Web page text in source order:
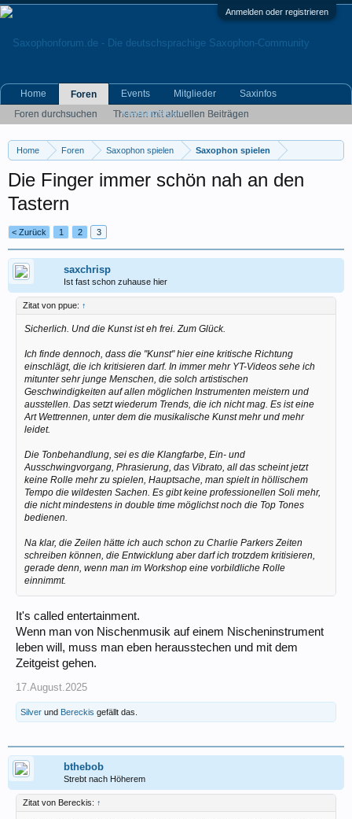
Anmelden oder registrieren
Home Foren Saxophon spielen Saxophon spielen
Die Finger immer schön nah an den
Tastern
< Zurück 1 2 3
saxchrisp
Ist fast schon zuhause hier
Zitat von ppue: ↑
Sicherlich. Und die Kunst ist eh frei. Zum Glück.
Ich finde dennoch, dass die "Kunst" hier eine kritische Richtung
einschlägt, die ich kritisieren darf. In immer mehr YT-Videos sehe ich
mitunter sehr junge Menschen, die solch artistischen
Geschwindigkeiten auf allen möglichen Instrumenten meistern und
ausstellen. Das setzt wiederum Trends, die ich nicht mag. Es ist eine
Art Wettrennen, unter dem die musikalische Kunst mehr und mehr
leidet.
Die Tonbehandlung, sei es die Klangfarbe, Ein- und
Ausschwingvorgang, Phrasierung, das Vibrato, all das scheint jetzt
keine Rolle mehr zu spielen, Hauptsache, man spielt in höllischem
Tempo die wildesten Sachen. Es gibt keine professionellen Soli mehr,
die nicht mindestens in double time möglichst noch die Top Tones
bedienen.
Na klar, die Zeilen hätte ich auch schon zu Charlie Parkers Zeiten
schreiben können, die Entwicklung aber darf ich trotzdem kritisieren,
gerade denn, wenn man im Workshop eine vorbildliche Rolle
einnimmt.
It's called entertainment.
Wenn man von Nischenmusik auf einem Nischeninstrument
leben will, muss man eben herausstechen und mit dem
Zeitgeist gehen.
17.August.2025
Silver und Bereckis gefällt das.
bthebob
Strebt nach Höherem
Zitat von Bereckis: ↑
Home
Foren
Foren durchsuchen
Themen mit aktuellen Beiträgen
Events Mitglieder
Saxinfos
Kleinanzeigen